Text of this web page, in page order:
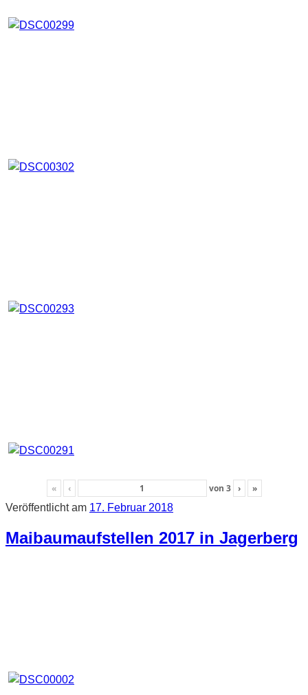
« ‹ von 3 ›
»
Veröffentlicht am 17. Februar 2018
Maibaumaufstellen 2017 in Jagerberg